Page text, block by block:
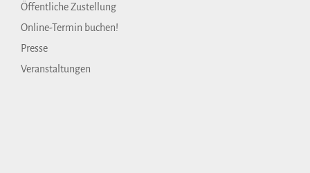
Öffentliche Zustellung
Online-Termin buchen!
Presse
Veranstaltungen